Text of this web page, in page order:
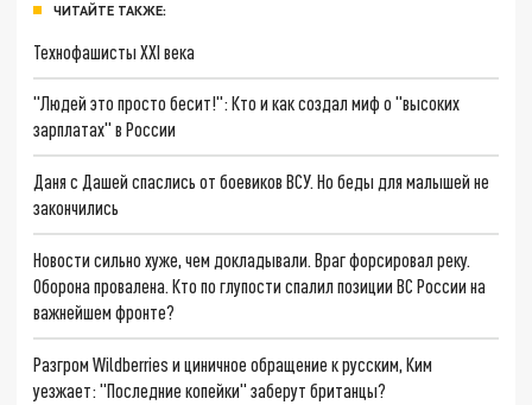
ЧИТАЙТЕ ТАКЖЕ:
Технофашисты XXI века
"Людей это просто бесит!": Кто и как создал миф о "высоких
зарплатах" в России
Даня с Дашей спаслись от боевиков ВСУ. Но беды для малышей не
закончились
Новости сильно хуже, чем докладывали. Враг форсировал реку.
Оборона провалена. Кто по глупости спалил позиции ВС России на
важнейшем фронте?
Разгром Wildberries и циничное обращение к русским, Ким
уезжает: "Последние копейки" заберут британцы?